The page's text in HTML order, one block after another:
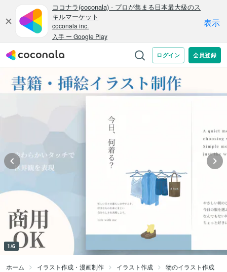
1/6
ホーム イラスト作成・漫画制作 イラスト作成 物のイラスト作成